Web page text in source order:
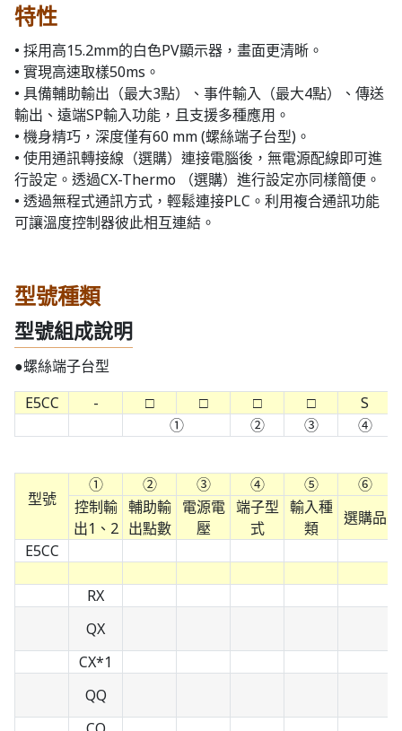
特性
• 採用高15.2mm的白色PV顯示器，畫面更清晰。
• 實現高速取樣50ms。
• 具備輔助輸出（最大3點）、事件輸入（最大4點）、傳送
輸出、遠端SP輸入功能，且支援多種應用。
• 機身精巧，深度僅有60 mm (螺絲端子台型)。
• 使用通訊轉接線（選購）連接電腦後，無電源配線即可進
行設定。透過CX-Thermo （選購）進行設定亦同樣簡便。
• 透過無程式通訊方式，輕鬆連接PLC。利用複合通訊功能
可讓溫度控制器彼此相互連結。
型號種類
型號組成說明
●螺絲端子台型
E5CC
- □ □ □ □
S
①
② ③ ④
型號
① ② ③ ④ ⑤
⑥
控制輸
出1、2
輔助輸
出點數
電源電
壓
端子型
式
輸入種
類
選購品
E5CC
RX
QX
CX*1
QQ